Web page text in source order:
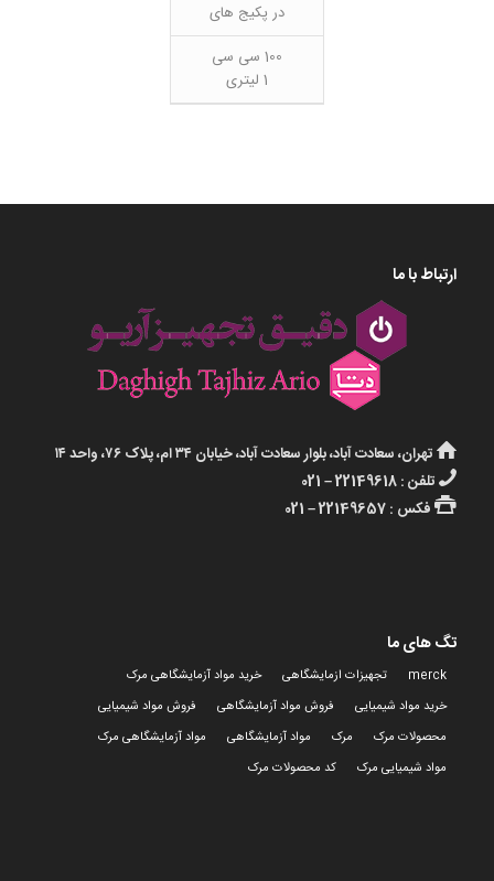
در پکیج های
100 سی سی
1 لیتری
ارتباط با ما
تهران، سعادت آباد، بلوار سعادت آباد، خیابان ۳۴ ام، پلاک ۷۶، واحد ۱۴
تلفن : 22149618 – 021
فکس : 22149657 – 021
تگ های ما
merck تجهیزات ازمایشگاهی
خرید مواد آزمایشگاهی مرک
خرید مواد شیمیایی
فروش مواد آزمایشگاهی
فروش مواد شیمیایی
محصولات مرک
مرک مواد آزمایشگاهی
مواد آزمایشگاهی مرک
مواد شیمیایی مرک
کد محصولات مرک